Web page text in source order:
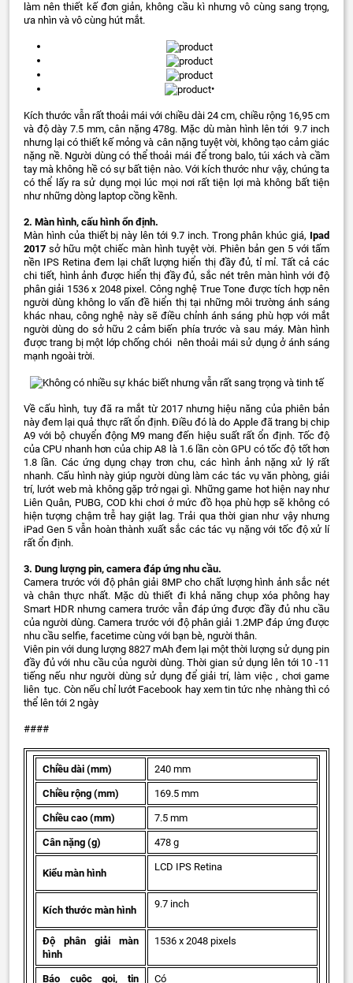
làm nên thiết kế đơn giản, không cầu kì nhưng vô cùng sang trọng,
ưa nhìn và vô cùng hút mắt.
•
Kích thước vẫn rất thoải mái với chiều dài 24 cm, chiều rộng 16,95 cm
và độ dày 7.5 mm, cân nặng 478g. Mặc dù màn hình lên tới 9.7 inch
nhưng lại có thiết kế mỏng và cân nặng tuyệt vời, không tạo cảm giác
nặng nề. Người dùng có thể thoải mái để trong balo, túi xách và cầm
tay mà không hề có sự bất tiện nào. Với kích thước như vậy, chúng ta
có thể lấy ra sử dụng mọi lúc mọi nơi rất tiện lợi mà không bất tiện
như những dòng laptop cồng kềnh.
2. Màn hình, cấu hình ổn định.
Màn hình của thiết bị này lên tới 9.7 inch. Trong phân khúc giá, Ipad
2017 sở hữu một chiếc màn hình tuyệt vời. Phiên bản gen 5 với tấm
nền IPS Retina đem lại chất lượng hiển thị đầy đủ, tỉ mỉ. Tất cả các
chi tiết, hình ảnh được hiển thị đầy đủ, sắc nét trên màn hình với độ
phân giải 1536 x 2048 pixel. Công nghệ True Tone được tích hợp nên
người dùng không lo vấn đề hiển thị tại những môi trường ánh sáng
khác nhau, công nghệ này sẽ điều chỉnh ánh sáng phù hợp với mắt
người dùng do sở hữu 2 cảm biến phía trước và sau máy. Màn hình
được trang bị một lớp chống chói nên thoải mái sử dụng ở ánh sáng
mạnh ngoài trời.
Về cấu hình, tuy đã ra mắt từ 2017 nhưng hiệu năng của phiên bản
này đem lại quả thực rất ổn định. Điều đó là do Apple đã trang bị chip
A9 với bộ chuyển động M9 mang đến hiệu suất rất ổn định. Tốc độ
của CPU nhanh hơn của chip A8 là 1.6 lần còn GPU có tốc độ tốt hơn
1.8 lần. Các ứng dụng chạy trơn chu, các hình ảnh nặng xử lý rất
nhanh. Cấu hình này giúp người dùng làm các tác vụ văn phòng, giải
trí, lướt web mà không gặp trở ngại gì. Những game hot hiện nay như
Liên Quân, PUBG, COD khi chơi ở mức đồ họa phù hợp sẽ không có
hiện tượng chậm trễ hay giật lag. Trải qua thời gian như vậy nhưng
iPad Gen 5 vẫn hoàn thành xuất sắc các tác vụ nặng với tốc độ xử lí
rất ổn định.
3. Dung lượng pin, camera đáp ứng nhu cầu.
Camera trước với độ phân giải 8MP cho chất lượng hình ảnh sắc nét
và chân thực nhất. Mặc dù thiết đi khả năng chụp xóa phông hay
Smart HDR nhưng camera trước vẫn đáp ứng được đầy đủ nhu cầu
của người dùng. Camera trước với độ phân giải 1.2MP đáp ứng được
nhu cầu selfie, facetime cùng với bạn bè, người thân.
Viên pin với dung lượng 8827 mAh đem lại một thời lượng sử dụng pin
đầy đủ với nhu cầu của người dùng. Thời gian sử dụng lên tới 10 -11
tiếng nếu như người dùng sử dụng để giải trí, làm việc , chơi game
liên tục. Còn nếu chỉ lướt Facebook hay xem tin tức nhẹ nhàng thì có
thể lên tới 2 ngày
####
Chiều dài (mm) 240 mm
Chiều rộng (mm) 169.5 mm
Chiều cao (mm) 7.5 mm
Cân nặng (g) 478 g
Kiểu màn hình
LCD IPS Retina
Kích thước màn hình
9.7 inch
Độ phân giải màn
hình
1536 x 2048 pixels
Báo cuộc gọi, tin Có